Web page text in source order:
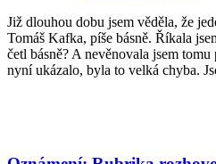
Již dlouhou dobu jsem věděla, že
Tomáš Kafka, píše básně. Říkala
četl básně? A nevěnovala jsem
nyní ukázalo, byla to velká chyba.